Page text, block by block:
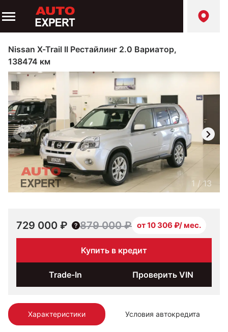
Nissan X-Trail II Рестайлинг 2.0 Вариатор,
138474 км
Характеристики Условия автокредита
1 /13
729 000 ₽ 879 000 ₽ от 10 306 ₽/ мес.
Купить в кредит
Trade-In Проверить VIN